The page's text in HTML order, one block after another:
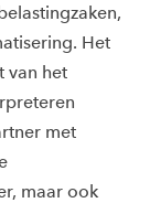
Het
van het
met
maar ook